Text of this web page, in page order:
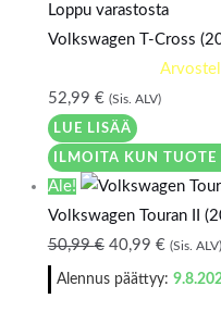
Loppu varastosta
Volkswagen T-Cross
52,99 € (Sis. ALV)
LUE LISÄÄ
ILMOITA KUN TUOTE
Ale!
Volkswagen Touran II
50,99€ 40,99 € (Sis. ALV)
Alennus päättyy: